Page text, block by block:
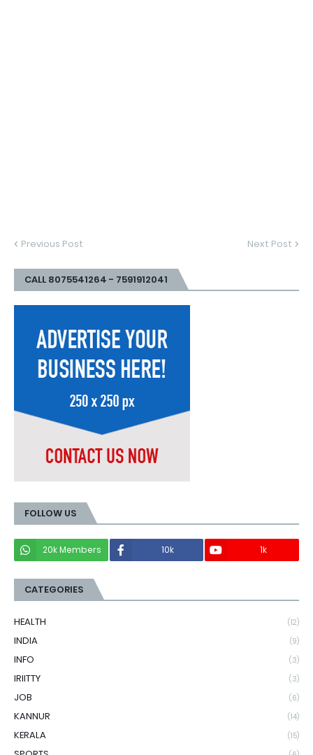
Previous Post Next Post
CALL 8075541264 - 7591912041
FOLLOW US
20k Members 10k 1k
CATEGORIES
HEALTH (12)
INDIA (9)
INFO (3)
IRIITTY (3)
JOB (6)
KANNUR (14)
KERALA (15)